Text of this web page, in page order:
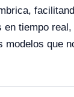
en tiempo
modelos que